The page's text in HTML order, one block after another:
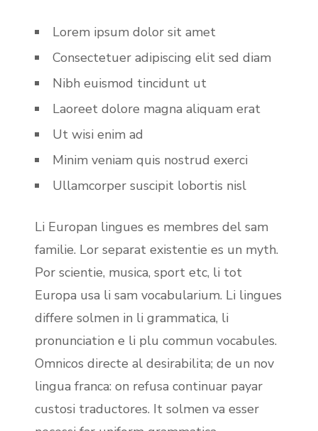
Lorem ipsum dolor sit amet
Consectetuer adipiscing elit sed diam
Nibh euismod tincidunt ut
Laoreet dolore magna aliquam erat
Ut wisi enim ad
Minim veniam quis nostrud exerci
Ullamcorper suscipit lobortis nisl
Li Europan lingues es membres del sam
familie. Lor separat existentie es un myth.
Por scientie, musica, sport etc, li tot
Europa usa li sam vocabularium. Li lingues
differe solmen in li grammatica, li
pronunciation e li plu commun vocabules.
Omnicos directe al desirabilita; de un nov
lingua franca: on refusa continuar payar
custosi traductores. It solmen va esser